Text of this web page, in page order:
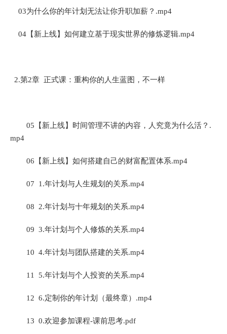
03为什么你的年计划无法让你升职加薪？.mp4
04【新上线】如何建立基于现实世界的修炼逻辑.mp4
2.第2章 正式课：重构你的人生蓝图，不一样
05【新上线】时间管理不讲的内容，人究竟为什么活？.
mp4
06【新上线】如何搭建自己的财富配置体系.mp4
07 1.年计划与人生规划的关系.mp4
08 2.年计划与十年规划的关系.mp4
09 3.年计划与个人修炼的关系.mp4
10 4.年计划与团队搭建的关系.mp4
11 5.年计划与个人投资的关系.mp4
12 6.定制你的年计划（最终章）.mp4
13 0.欢迎参加课程-课前思考.pdf